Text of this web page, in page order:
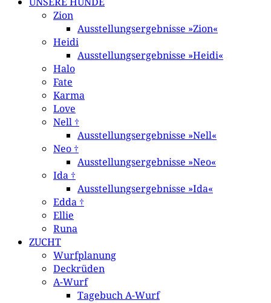
Zion
Ausstellungsergebnisse »Zion«
Heidi
Ausstellungsergebnisse »Heidi«
Halo
Fate
Karma
Love
Nell †
Ausstellungsergebnisse »Nell«
Neo †
Ausstellungsergebnisse »Neo«
Ida †
Ausstellungsergebnisse »Ida«
Edda †
Ellie
Runa
ZUCHT
Wurfplanung
Deckrüden
A-Wurf
Tagebuch A-Wurf